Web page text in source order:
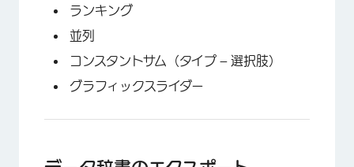
ランキング
並列
コンスタントサム（タイプ – 選択肢）
グラフィックスライダー